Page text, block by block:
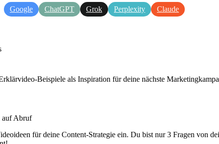
Google ChatGPT Grok Perplexity Claude
Beispiele als Inspiration für deine nächste
auf Abruf
für deine Content-Strategie ein. Du bist nur 3 Fragen von